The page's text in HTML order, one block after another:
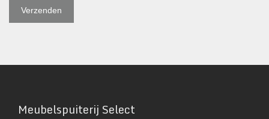
Meubelspuiterij Select